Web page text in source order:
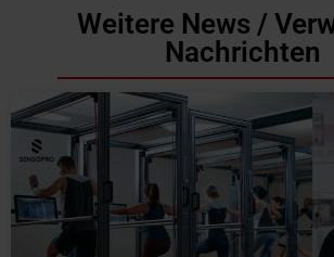
Weitere News /
Nachrichten